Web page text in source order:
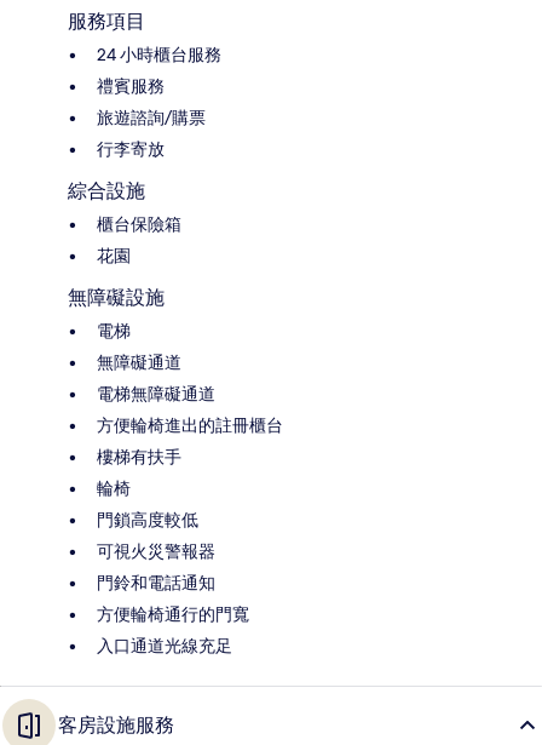
服務項目
24 小時櫃台服務
禮賓服務
旅遊諮詢/購票
行李寄放
綜合設施
櫃台保險箱
花園
無障礙設施
電梯
無障礙通道
電梯無障礙通道
方便輪椅進出的註冊櫃台
樓梯有扶手
輪椅
門鎖高度較低
可視火災警報器
門鈴和電話通知
方便輪椅通行的門寬
入口通道光線充足
客房設施服務